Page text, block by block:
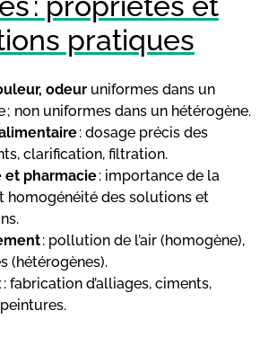
pratiques
odeur uniformes dans un
; non uniformes dans un hétérogène.
: dosage précis des
clarification, filtration.
et pharmacie: importance de la
homogénéité des solutions et
: pollution de l’air (homogène),
(hétérogènes).
: fabrication d’alliages, ciments,